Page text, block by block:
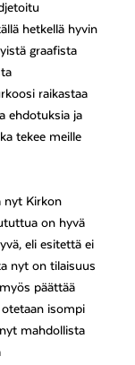
hetkellä hyvin
graafista
raikastaa
ehdotuksia ja
tekee meille
nyt Kirkon
on hyvä
eli esitettä ei
nyt on tilaisuus
päättää
isompi
mahdollista